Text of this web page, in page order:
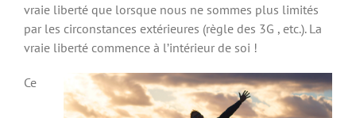
vraie liberté que lorsque nous ne sommes plus limités
par les circonstances extérieures (règle des 3G , etc.). La
vraie liberté commence à l’intérieur de soi !
Ce